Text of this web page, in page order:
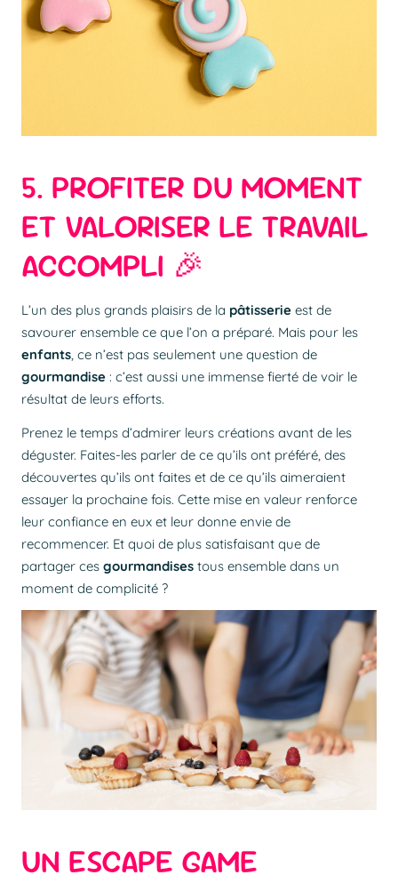
5. PROFITER DU MOMENT
ET VALORISER LE TRAVAIL
ACCOMPLI 🎉
L’un des plus grands plaisirs de la pâtisserie est de
savourer ensemble ce que l’on a préparé. Mais pour les
enfants, ce n’est pas seulement une question de
gourmandise : c’est aussi une immense fierté de voir le
résultat de leurs efforts.
Prenez le temps d’admirer leurs créations avant de les
déguster. Faites-les parler de ce qu’ils ont préféré, des
découvertes qu’ils ont faites et de ce qu’ils aimeraient
essayer la prochaine fois. Cette mise en valeur renforce
leur confiance en eux et leur donne envie de
recommencer. Et quoi de plus satisfaisant que de
partager ces gourmandises tous ensemble dans un
moment de complicité ?
UN ESCAPE GAME